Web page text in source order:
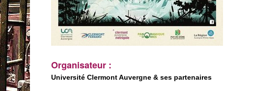
Organisateur :
Université Clermont Auvergne & ses partenaires